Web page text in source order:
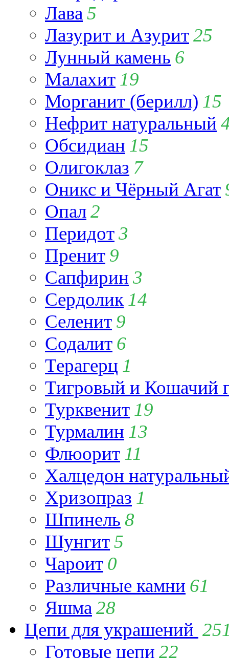
Лава 5
Лазурит и Азурит25
Лунный камень 6
Малахит 19
Морганит (берилл) 15
Нефрит натуральный
Обсидиан 15
Олигоклаз 7
Оникс и Чёрный Агат
Опал2
Перидот3
Пренит 9
Сапфирин 3
Сердолик 14
Селенит 9
Содалит 6
Терагерц 1
Тигровый и Кошачий
Турквенит 19
Турмалин 13
Флюорит 11
Халцедон
Хризопраз 1
Шпинель 8
Шунгит5
Чароит 0
Различные камни 61
Яшма 28
Цепи для украшений
Готовые цепи 22